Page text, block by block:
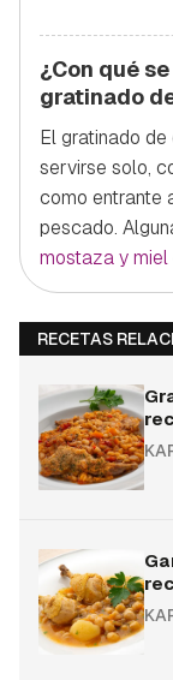
¿Con qué
gratinado
El gratinado
servirse solo,
como entrante
pescado.
mostaza y miel
RECETAS